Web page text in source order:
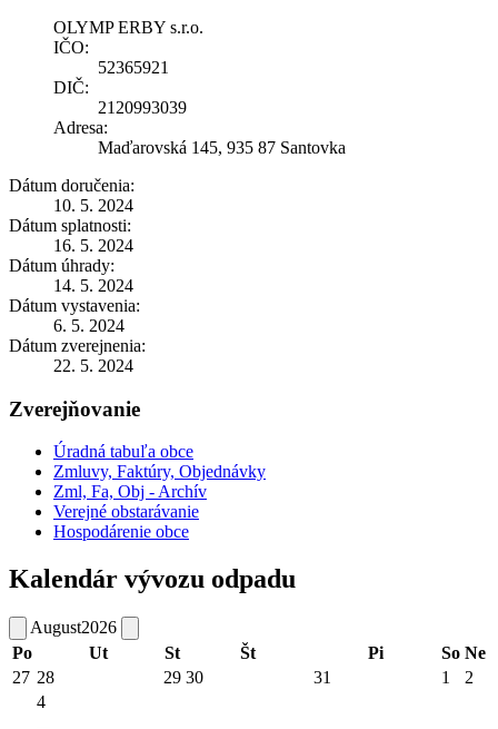
OLYMP ERBY s.r.o.
IČO:
52365921
DIČ:
2120993039
Adresa:
Maďarovská 145, 935 87 Santovka
Dátum doručenia:
10. 5. 2024
Dátum splatnosti:
16. 5. 2024
Dátum úhrady:
14. 5. 2024
Dátum vystavenia:
6. 5. 2024
Dátum zverejnenia:
22. 5. 2024
Zverejňovanie
Úradná tabuľa obce
Zmluvy, Faktúry, Objednávky
Zml, Fa, Obj - Archív
Verejné obstarávanie
Hospodárenie obce
Kalendár vývozu odpadu
August2026
Po
Ut St Št Pi So Ne
27 28 29 30 31 1 2
4